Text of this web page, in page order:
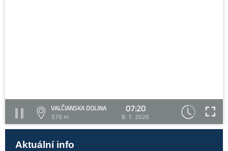
VALČIANSKA DOLINA
575 m
07:20
8. 7. 2026
Aktuální info